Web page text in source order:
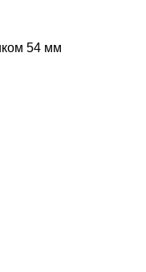
54 мм